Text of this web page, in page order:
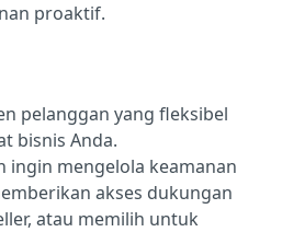
proaktif.
pelanggan yang fleksibel
bisnis Anda.
ingin mengelola keamanan
akses dukungan
atau memilih untuk